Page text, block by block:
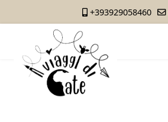
+393929058460